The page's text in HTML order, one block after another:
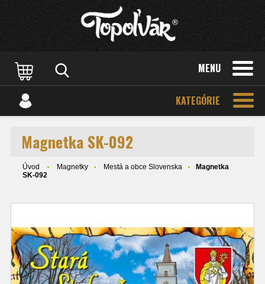
MENU
KATEGÓRIE
Magnetka SK-092
Úvod Magnetky Mestá a obce Slovenska
Magnetka
SK-092